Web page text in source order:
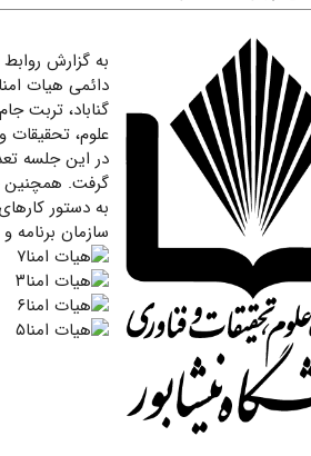
به گزارش
دائمی هیات
علوم، تحقیقات
گرفت. همچنین
سازمان